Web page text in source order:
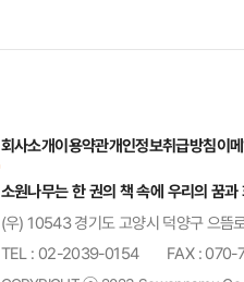
회사소개이용약관개인정보취급방침이
소원나무는 한 권의 책 속에 우리의 꿈
(우) 10543 경기도 고양시 덕양구 으뜸
TEL : 02-2039-0154
FAX :